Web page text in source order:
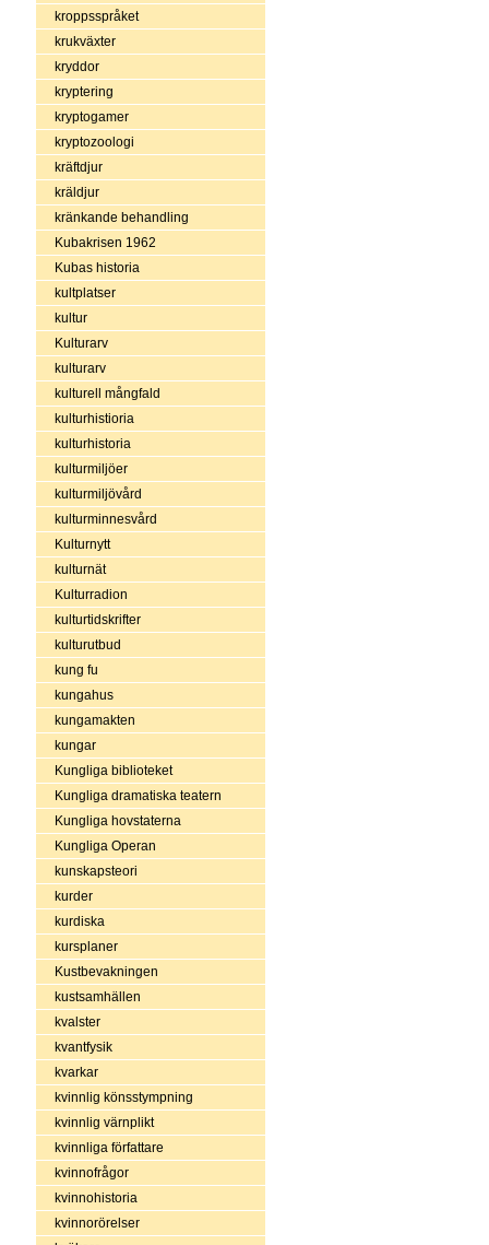
kroppsspråket
krukväxter
kryddor
kryptering
kryptogamer
kryptozoologi
kräftdjur
kräldjur
kränkande behandling
Kubakrisen 1962
Kubas historia
kultplatser
kultur
Kulturarv
kulturarv
kulturell mångfald
kulturhistioria
kulturhistoria
kulturmiljöer
kulturmiljövård
kulturminnesvård
Kulturnytt
kulturnät
Kulturradion
kulturtidskrifter
kulturutbud
kung fu
kungahus
kungamakten
kungar
Kungliga biblioteket
Kungliga dramatiska teatern
Kungliga hovstaterna
Kungliga Operan
kunskapsteori
kurder
kurdiska
kursplaner
Kustbevakningen
kustsamhällen
kvalster
kvantfysik
kvarkar
kvinnlig könsstympning
kvinnlig värnplikt
kvinnliga författare
kvinnofrågor
kvinnohistoria
kvinnorörelser